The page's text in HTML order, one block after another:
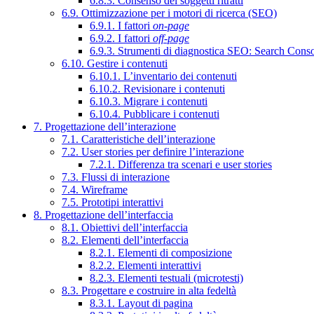
6.9. Ottimizzazione per i motori di ricerca (SEO)
6.9.1. I fattori on-page
6.9.2. I fattori off-page
6.9.3. Strumenti di diagnostica SEO: Search
6.10. Gestire i contenuti
6.10.1. L’inventario dei contenuti
6.10.2. Revisionare i contenuti
6.10.3. Migrare i contenuti
6.10.4. Pubblicare i contenuti
7. Progettazione dell’interazione
7.1. Caratteristiche dell’interazione
7.2. User stories per definire l’interazione
7.2.1. Differenza tra scenari e user stories
7.3. Flussi di interazione
7.4. Wireframe
7.5. Prototipi interattivi
8. Progettazione dell’interfaccia
8.1. Obiettivi dell’interfaccia
8.2. Elementi dell’interfaccia
8.2.1. Elementi di composizione
8.2.2. Elementi interattivi
8.2.3. Elementi testuali (microtesti)
8.3. Progettare e costruire in alta fedeltà
8.3.1. Layout di pagina